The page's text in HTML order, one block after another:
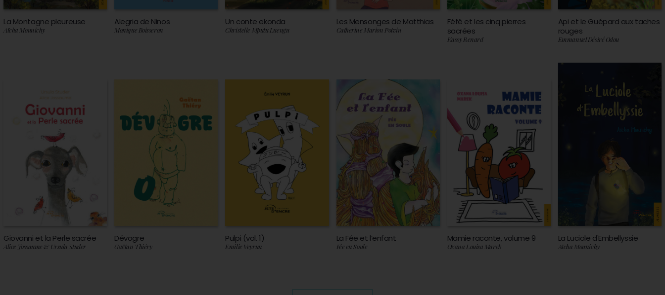
La Montagne pleureuse
Aïcha Mounichy
Alegria de Ninos
Monique Boisseron
Un conte ekonda
Christelle Mputu Luengu
Les Mensonges de Matthias
Catherine Marion Potvin
Féfé et les cinq pierres
sacrées
Kassy Renard
Api et le Guépard aux taches
rouges
Emmanuel Désiré Odou
Giovanni et la Perle sacrée
Alice Jossaume & Ursula Studer
Dévogre
Gaëtan Thiéry
Pulpi (vol. 1)
Emilie Veyrun
La Fée et l’enfant
Fée en Soule
Mamie raconte, volume 9
Oxana Louisa Marek
La Luciole d'Embellyssie
Aïcha Mounichy